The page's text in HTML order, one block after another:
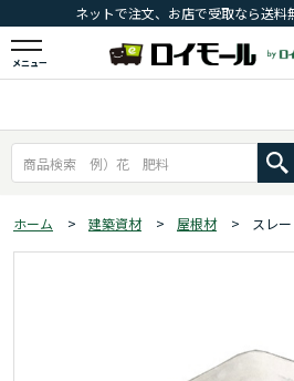
ネットで注文、お店で受取なら送料
メニュー
ホーム > 建築資材 > 屋根材 > スレ